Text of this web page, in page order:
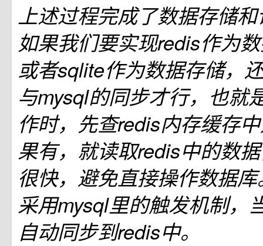
上述过程完成了数据存储
如果我们要实现redis作为
或者sqlite作为数据存储，
与mysql的同步才行，也就
作时，先查redis内存缓存
果有，就读取redis中的数
很快，避免直接操作数据
采用mysql里的触发机制，
自动同步到redis中。